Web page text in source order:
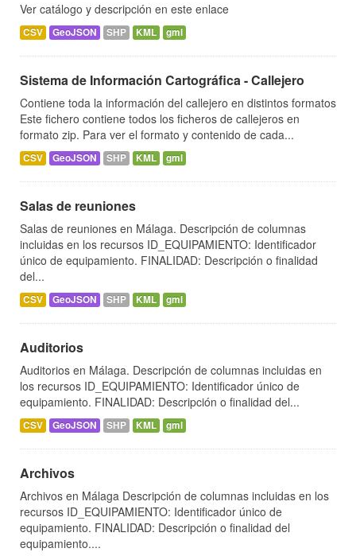
Ver catálogo y descripción en este enlace
CSV GeoJSON SHP KML gml
Sistema de Información Cartográfica - Callejero
Contiene toda la información del callejero en distintos formatos
Este fichero contiene todos los ficheros de callejeros en
formato zip. Para ver el formato y contenido de cada...
CSV GeoJSON SHP KML gml
Salas de reuniones
Salas de reuniones en Málaga. Descripción de columnas
incluidas en los recursos ID_EQUIPAMIENTO: Identificador
único de equipamiento. FINALIDAD: Descripción o finalidad
del...
CSV GeoJSON SHP KML gml
Auditorios
Auditorios en Málaga. Descripción de columnas incluidas en
los recursos ID_EQUIPAMIENTO: Identificador único de
equipamiento. FINALIDAD: Descripción o finalidad del...
CSV GeoJSON SHP KML gml
Archivos
Archivos en Málaga Descripción de columnas incluidas en los
recursos ID_EQUIPAMIENTO: Identificador único de
equipamiento. FINALIDAD: Descripción o finalidad del
equipamiento....